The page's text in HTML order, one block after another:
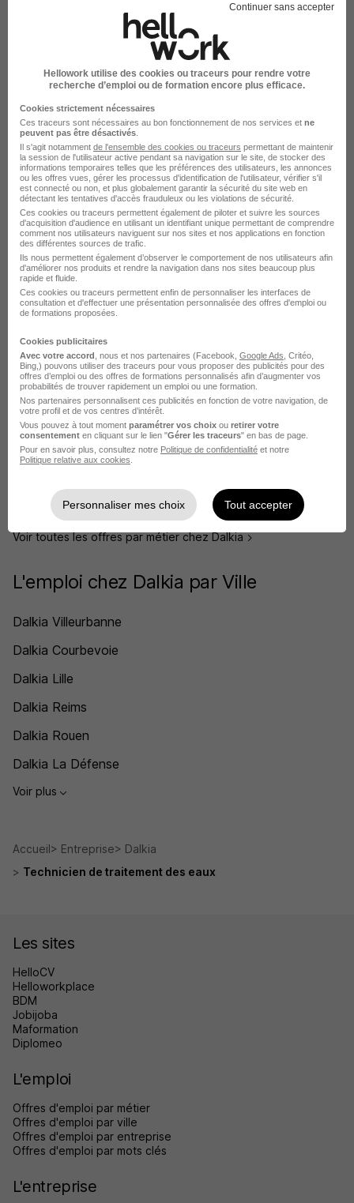
DÉPOSEZ VOTRE CV
Rendez votre CV accessible à l’ensemble des
recruteurs de la CVthèque Hellowork.
Rendre mon CV visible
Le Recrutement chez Dalkia dans le
domaine Environnement
Dalkia Technicien forestier
Postuler chez Dalkia par Métier
Technicien d'exploitation Dalkia
Technicien CVC Dalkia
Technicien frigoriste Dalkia
Frigoriste Dalkia
Technicien de maintenance Dalkia
Voir plus
Voir toutes les offres par métier chez Dalkia
L'emploi chez Dalkia par Ville
Dalkia Villeurbanne
Dalkia Courbevoie
Dalkia Lille
Dalkia Reims
Dalkia Rouen
Dalkia La Défense
Voir plus
Accueil Entreprise
Dalkia
Technicien de traitement des eaux
Les sites
HelloCV
Helloworkplace
BDM
Jobijoba
Maformation
Diplomeo
L'emploi
Offres d'emploi par métier
Offres d'emploi par ville
Offres d'emploi par entreprise
Offres d'emploi par mots clés
L'entreprise
Continuer sans accepter
Hellowork utilise des cookies ou traceurs pour rendre votre
recherche d’emploi ou de formation encore plus efficace.
Cookies strictement nécessaires
Ces traceurs sont nécessaires au bon fonctionnement de nos services et ne
peuvent pas être désactivés
Il s'agit notamment de l'ensemble des cookies ou traceurs permettant de maintenir
la session de l'utilisateur active pendant sa navigation sur le site, de stocker des
informations temporaires telles que les préférences des utilisateurs, les annonces
ou les offres vues, gérer les processus d'identification de l'utilisateur, vérifier s'il
est connecté ou non, et plus globalement garantir la sécurité du site web en
détectant les tentatives d'accès frauduleux ou les violations de sécurité.
Ces cookies ou traceurs permettent également de piloter et suivre les sources
d'acquisition d'audience en utilisant un identifiant unique permettant de comprendre
comment nos utilisateurs naviguent sur nos sites et nos applications en fonction
des différentes sources de trafic.
Ils nous permettent également d’observer le comportement de nos utilisateurs afin
d'améliorer nos produits et rendre la navigation dans nos sites beaucoup plus
rapide et fluide.
Ces cookies ou traceurs permettent enfin de personnaliser les interfaces de
consultation et d'effectuer une présentation personnalisée des offres d'emploi ou
de formations proposées.
Cookies publicitaires
Avec votre accord , nous et nos partenaires (Facebook, Google Ads , Critéo,
Bing,) pouvons utiliser des traceurs pour vous proposer des publicités pour des
offres d’emploi ou des offres de formations personnalisés afin d’augmenter vos
probabilités de trouver rapidement un emploi ou une formation.
Nos partenaires personnalisent ces publicités en fonction de votre navigation, de
votre profil et de vos centres d’intérêt.
Vous pouvez à tout moment paramétrer vos choix ou retirer votre
consentement en cliquant sur le lien "Gérer les traceurs" en bas de page.
Pour en savoir plus, consultez notre Politique de confidentialité et notre
Politique relative aux cookies
Personnaliser mes choix Tout accepter